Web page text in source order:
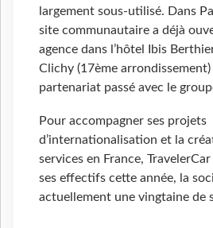
largement sous-utilisé. Dans
site communautaire a déjà
agence dans l’hôtel Ibis
Clichy (17ème
partenariat passé avec le
Pour accompagner ses projets
d’internationalisation et la
services en France,
ses effectifs cette année, la
actuellement une vingtaine de